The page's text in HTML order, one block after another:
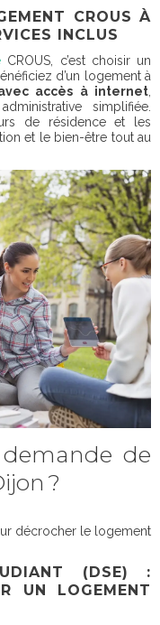
CROUS À
INCLUS
CROUS, c’est choisir un
d’un logement à
accès à internet,
simplifiée.
de résidence et les
et le bien-être tout au
de
?
décrocher le logement
(DSE) :
UN LOGEMENT